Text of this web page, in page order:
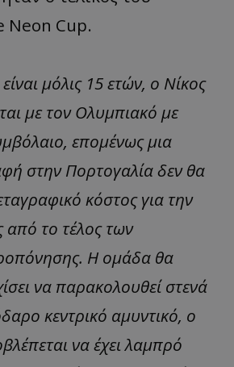
Neon Cup.
μόλις 15 ετών, ο Νίκος
με τον Ολυμπιακό με
επομένως μια
στην Πορτογαλία δεν θα
κόστος για την
το τέλος των
Η ομάδα θα
να παρακολουθεί στενά
κεντρικό αμυντικό, ο
να έχει λαμπρό